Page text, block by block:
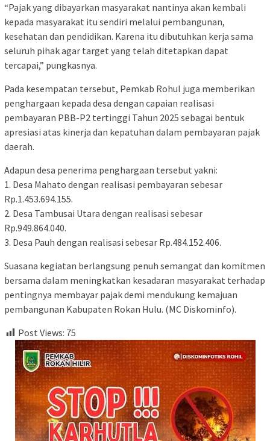
“Pajak yang dibayarkan masyarakat nantinya akan kembali
kepada masyarakat itu sendiri melalui pembangunan,
kesehatan dan pendidikan. Karena itu dibutuhkan kerja sama
seluruh pihak agar target yang telah ditetapkan dapat
tercapai,” pungkasnya.
Pada kesempatan tersebut, Pemkab Rohul juga memberikan
penghargaan kepada desa dengan capaian realisasi
pembayaran PBB-P2 tertinggi Tahun 2025 sebagai bentuk
apresiasi atas kinerja dan kepatuhan dalam pembayaran pajak
daerah.
Adapun desa penerima penghargaan tersebut yakni:
1. Desa Mahato dengan realisasi pembayaran sebesar
Rp.1.453.694.155.
2. Desa Tambusai Utara dengan realisasi sebesar
Rp.949.864.040.
3. Desa Pauh dengan realisasi sebesar Rp.484.152.406.
Suasana kegiatan berlangsung penuh semangat dan komitmen
bersama dalam meningkatkan kesadaran masyarakat terhadap
pentingnya membayar pajak demi mendukung kemajuan
pembangunan Kabupaten Rokan Hulu. (MC Diskominfo).
Post Views: 75